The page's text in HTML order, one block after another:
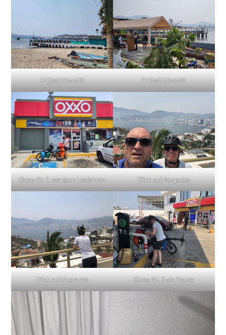
Frühstückscafé Frühstückscafé
Oxxo Nr. 1 vor dem Losfahren Blick auf Acapulco
Blick auf Acapulco Oxxo Nr. 2 als Pause